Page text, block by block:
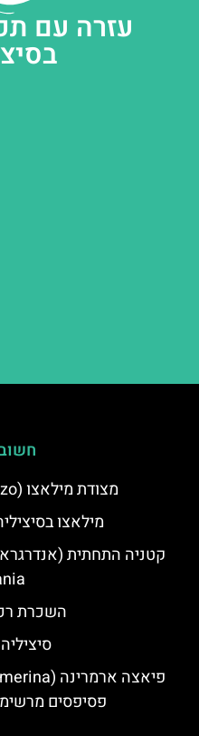
עזרה עם
מצודת מילאצו (Castello di Milazzo)
מילאצו
השכרת
פסיפסים